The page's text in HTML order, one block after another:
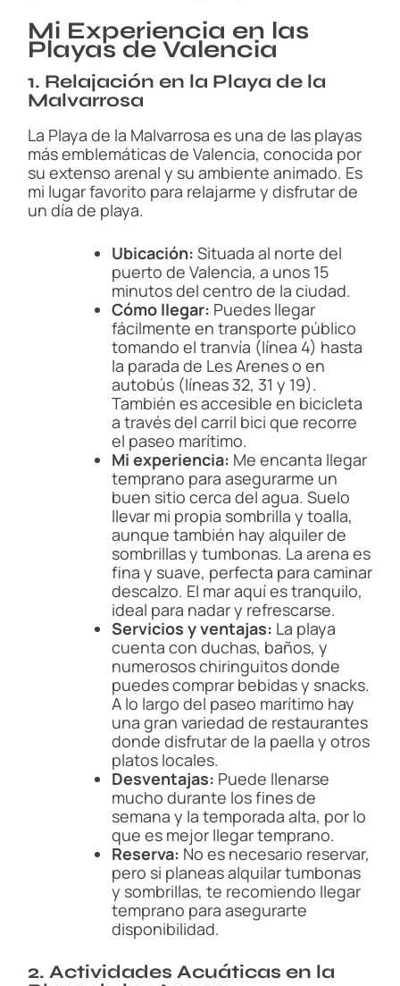
Mi Experiencia en las
Playas de Valencia
1. Relajación en la Playa de la
Malvarrosa
La Playa de la Malvarrosa es una de las playas
más emblemáticas de Valencia, conocida por
su extenso arenal y su ambiente animado. Es
mi lugar favorito para relajarme y disfrutar de
un día de playa.
Ubicación: Situada al norte del
puerto de Valencia, a unos 15
minutos del centro de la ciudad.
Cómo llegar: Puedes llegar
fácilmente en transporte público
tomando el tranvía (línea 4) hasta
la parada de Les Arenes o en
autobús (líneas 32, 31 y 19).
También es accesible en bicicleta
a través del carril bici que recorre
el paseo marítimo.
Mi experiencia: Me encanta llegar
temprano para asegurarme un
buen sitio cerca del agua. Suelo
llevar mi propia sombrilla y toalla,
aunque también hay alquiler de
sombrillas y tumbonas. La arena es
fina y suave, perfecta para caminar
descalzo. El mar aquí es tranquilo,
ideal para nadar y refrescarse.
Servicios y ventajas: La playa
cuenta con duchas, baños, y
numerosos chiringuitos donde
puedes comprar bebidas y snacks.
A lo largo del paseo marítimo hay
una gran variedad de restaurantes
donde disfrutar de la paella y otros
platos locales.
Desventajas: Puede llenarse
mucho durante los fines de
semana y la temporada alta, por lo
que es mejor llegar temprano.
Reserva: No es necesario reservar,
pero si planeas alquilar tumbonas
y sombrillas, te recomiendo llegar
temprano para asegurarte
disponibilidad.
2. Actividades Acuáticas en la